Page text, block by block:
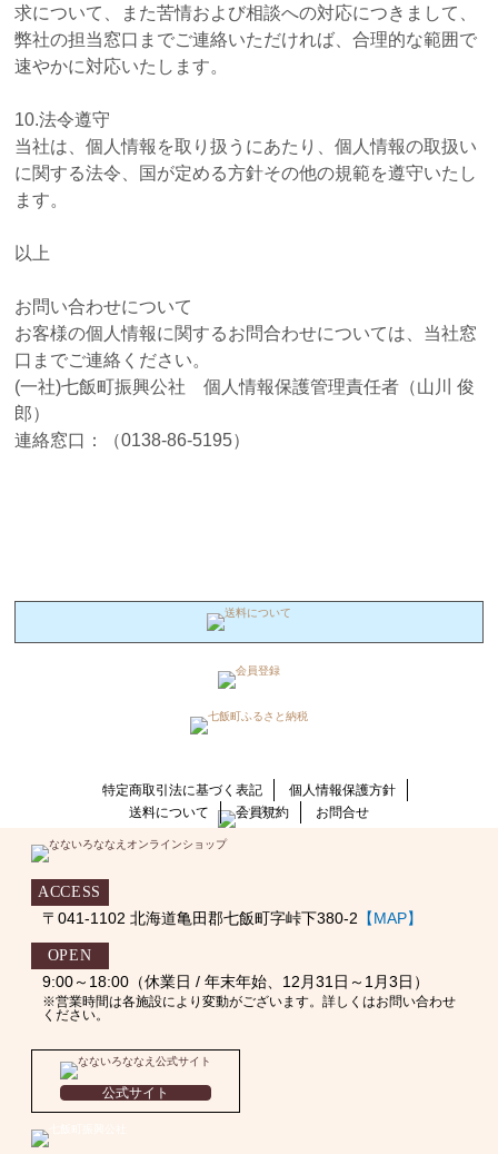
求について、また苦情および相談への対応につきまして、
弊社の担当窓口までご連絡いただければ、合理的な範囲で
速やかに対応いたします。
10.法令遵守
当社は、個人情報を取り扱うにあたり、個人情報の取扱い
に関する法令、国が定める方針その他の規範を遵守いたし
ます。
以上
お問い合わせについて
お客様の個人情報に関するお問合わせについては、当社窓
口までご連絡ください。
(一社)七飯町振興公社 個人情報保護管理責任者（山川 俊
郎）
連絡窓口：（0138-86-5195）
特定商取引法に基づく表記
個人情報保護方針
送料について
会員規約 お問合せ
ACCESS
〒041-1102 北海道亀田郡七飯町字峠下380-2 【MAP】
OPEN
9:00～18:00（休業日 / 年末年始、12月31日～1月3日）
※営業時間は各施設により変動がございます。詳しくはお問い合わせ
ください。
公式サイト